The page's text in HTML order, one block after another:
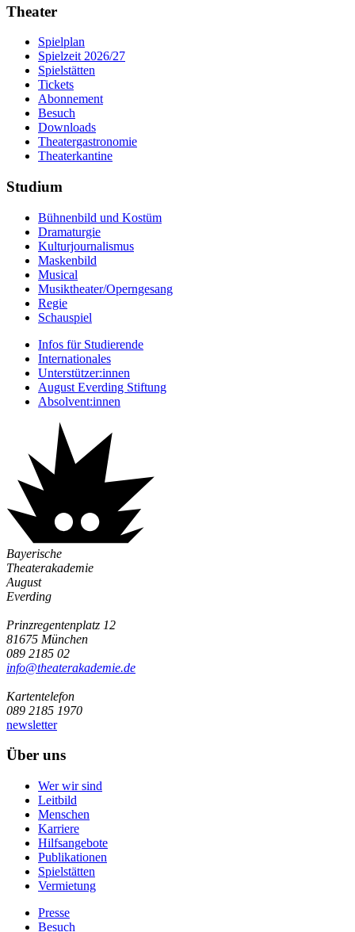
Theater
Spielplan
Spielzeit 2026/27
Spielstätten
Tickets
Abonnement
Besuch
Downloads
Theatergastronomie
Theaterkantine
Studium
Bühnenbild und Kostüm
Dramaturgie
Kulturjournalismus
Maskenbild
Musical
Musiktheater/­Operngesang
Regie
Schauspiel
Infos für Studierende
Internationales
Unterstützer:innen
August Everding Stiftung
Absolvent:innen
Bayerische
Theaterakademie
August
Everding
Prinzregentenplatz 12
81675 München
089 2185 02
info@­theaterakademie.de
Kartentelefon
089 2185 1970
newsletter
Über uns
Wer wir sind
Leitbild
Menschen
Karriere
Hilfsangebote
Publikationen
Spielstätten
Vermietung
Presse
Besuch